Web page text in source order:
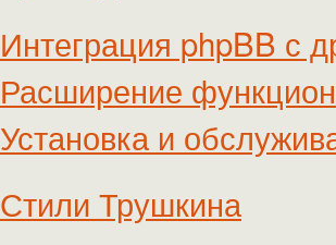
Интеграция phpBB с
Расширение
Установка и
Стили Трушкина